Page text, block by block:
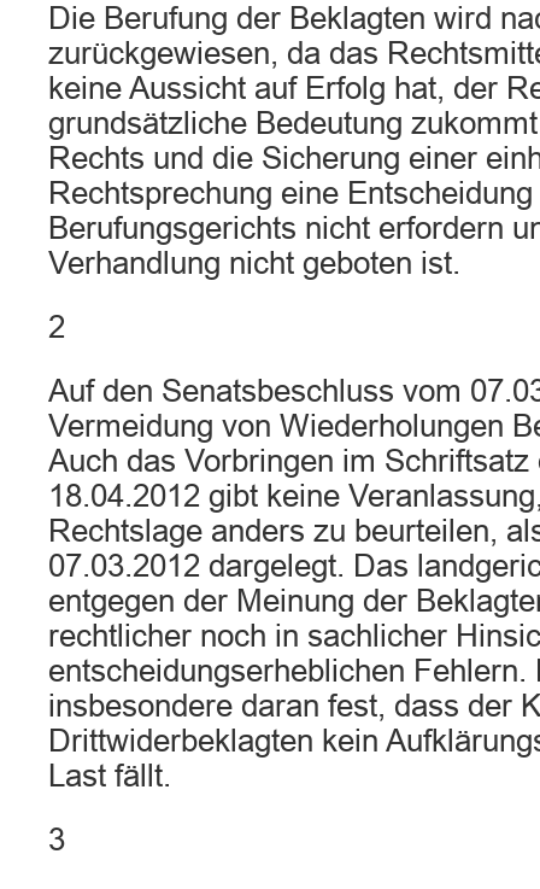
Die Berufung der Beklagten wird
zurückgewiesen, da das
keine Aussicht auf Erfolg hat, der
grundsätzliche Bedeutung
Rechts und die Sicherung einer
Rechtsprechung eine
Berufungsgerichts nicht erfordern
Verhandlung nicht geboten ist.
2
Auf den Senatsbeschluss vom
Vermeidung von Wiederholungen
Auch das Vorbringen im
18.04.2012 gibt keine
Rechtslage anders zu beurteilen,
07.03.2012 dargelegt. Das
entgegen der Meinung der
rechtlicher noch in sachlicher
entscheidungserheblichen Fehlern.
insbesondere daran fest, dass der
Drittwiderbeklagten kein
Last fällt.
3